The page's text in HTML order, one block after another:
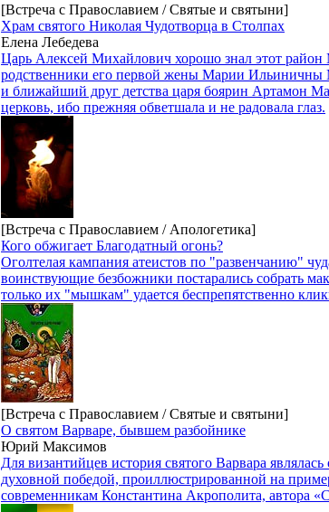
[Встреча с Православием / Святые и святыни]
Храм святого Николая Чудотворца в Столпах
Елена Лебедева
Царь Алексей Михайлович хорошо знал этот
родственники его первой жены Марии
и ближайший друг детства царя боярин Артамон
церковь, ибо прежняя обветшала и не радовала глаз.
[Встреча с Православием / Апологетика]
Кого обжигает Благодатный огонь?
Оголтелая кампания атеистов по "развенчанию"
воинствующие безбожники постарались собрать
только их "мышкам" удается беспрепятственно
[Встреча с Православием / Святые и святыни]
О святом Варваре, бывшем разбойнике
Юрий Максимов
Для византийцев история святого Варвара
духовной победой, проиллюстрированной на
современникам Константина Акрополита, автора